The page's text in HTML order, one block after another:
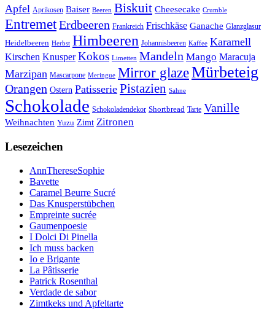
Apfel Aprikosen Baiser Beeren Biskuit Cheesecake Crumble
EntremetErdbeeren Frankreich Frischkäse Ganache Glanzglasur
Heidelbeeren Herbst Himbeeren Johannisbeeren Kaffee Karamell
Kirschen Knusper Kokos Limetten Mandeln Mango Maracuja
Marzipan Mascarpone Meringue Mirror glazeMürbeteig
Orangen Ostern Patisserie Pistazien Sahne
Schokolade Schokoladendekor Shortbread Tarte Vanille
Weihnachten Yuzu Zimt Zitronen
Lesezeichen
AnnThereseSophie
Bavette
Caramel Beurre Sucré
Das Knusperstübchen
Empreinte sucrée
Gaumenpoesie
I Dolci Di Pinella
Ich muss backen
Io e Brigante
La Pâtisserie
Patrick Rosenthal
Verdade de sabor
Zimtkeks und Apfeltarte